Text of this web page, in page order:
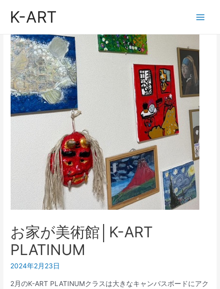
K-ART
お家が美術館│K-ART
PLATINUM
2024年2月23日
2月のK-ART PLATINUMクラスは大きなキャンバスボードにアク